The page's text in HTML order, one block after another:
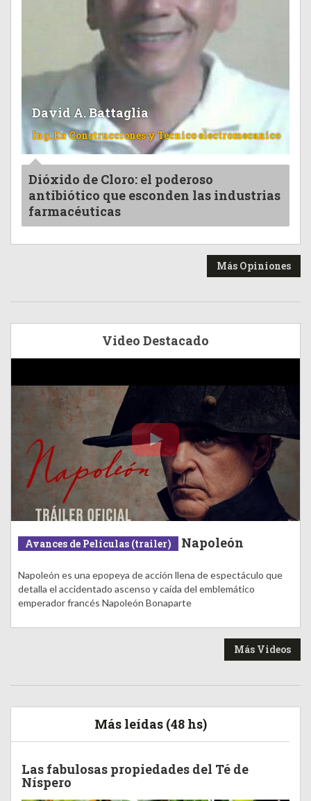
David A. Battaglia
Ing. En Construcciones y Tecnico electromecanico
Dióxido de Cloro: el poderoso
antibiótico que esconden las industrias
farmacéuticas
Más Opiniones
Video Destacado
Avances de Películas (trailer) Napoleón
Napoleón es una epopeya de acción llena de espectáculo que
detalla el accidentado ascenso y caída del emblemático
emperador francés Napoleón Bonaparte
Más Videos
Más leídas (48 hs)
Las fabulosas propiedades del Té de
Níspero